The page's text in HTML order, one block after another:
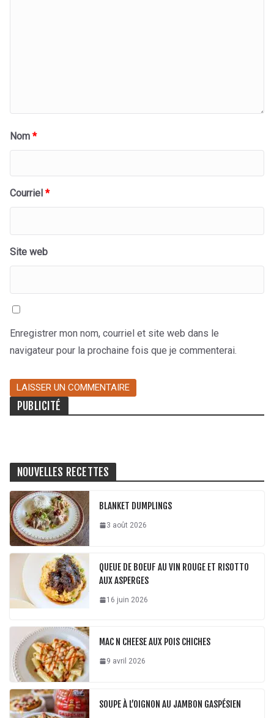
Nom *
Courriel *
Site web
Enregistrer mon nom, courriel et site web dans le
navigateur pour la prochaine fois que je commenterai.
PUBLICITÉ
NOUVELLES RECETTES
BLANKET DUMPLINGS
3 août 2026
QUEUE DE BOEUF AU VIN ROUGE ET RISOTTO
AUX ASPERGES
16 juin 2026
MAC N CHEESE AUX POIS CHICHES
9 avril 2026
SOUPE À L’OIGNON AU JAMBON GASPÉSIEN